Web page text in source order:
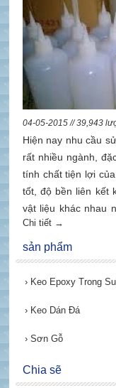
04-05-2015 // 39,943
Hiện nay nhu cầu
rất nhiều ngành,
tính chất tiện lợi
tốt, độ bền liên kết
vật liệu khác nhau
nhựa, sứ, kim loại,
chúng là keo dán đa
Chi tiết →
sản phẩm
› Keo Epoxy Trong
› Keo Dán Đá
› Sơn Gỗ
Chia sẽ